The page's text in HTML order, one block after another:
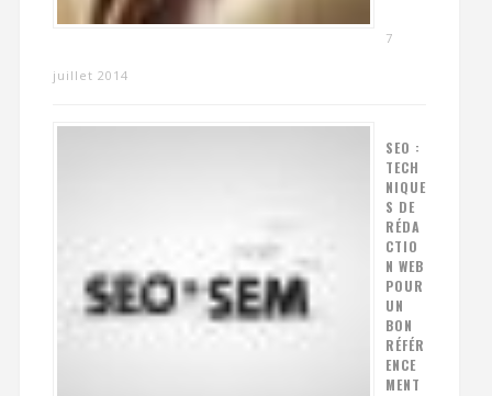
7
juillet 2014
SEO :
TECH
NIQUE
S DE
RÉDA
CTIO
N WEB
POUR
UN
BON
RÉFÉR
ENCE
MENT